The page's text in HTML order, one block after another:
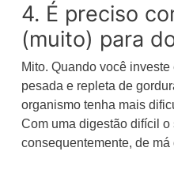
4. É preciso
(muito) para
Mito. Quando você
pesada e repleta de
organismo tenha mais
Com uma digestão difícil
consequentemente, de má